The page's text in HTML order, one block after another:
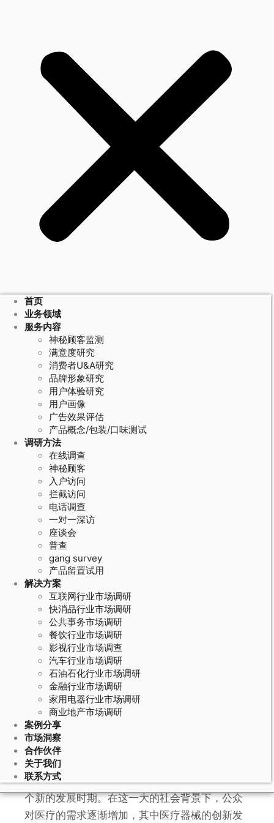
首页
业务领域
服务内容
神秘顾客监测
满意度研究
消费者U&A研究
品牌形象研究
用户体验研究
用户画像
广告效果评估
产品概念/包装/口味测试
调研方法
在线调查
神秘顾客
入户访问
拦截访问
电话调查
一对一深访
座谈会
普查
gang survey
产品留置试用
解决方案
互联网行业市场调研
快消品行业市场调研
公共事务市场调研
餐饮行业市场调研
影视行业市场调查
汽车行业市场调研
石油石化行业市场调研
金融行业市场调研
家用电器行业市场调研
商业地产市场调研
案例分享
市场洞察
合作伙伴
关于我们
联系方式
April 6, 2020
【今日头条】我国医疗器械未来发展
研究显示：随着我国改革开放的进一步深
入，社会建设、经济建设、文化建设等都进入一
个新的发展时期。在这一大的社会背景下，公众
对医疗的需求逐渐增加，其中医疗器械的创新发